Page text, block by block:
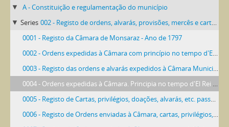
A - Constituição e regulamentação do município
Series 002 - Registo de ordens, alvarás, provisões, mercês e cartas régias
0001 - Registo da Câmara de Monsaraz - Ano de 1797
0002 - Ordens expedidas à Câmara com princípio no tempo d'El Rei D. José I
0003 - Registo das ordens e alvarás expedidos à Câmara Municipal
0004 - Ordens expedidas à Câmara. Principia no tempo d'El Rei D. José I
0005 - Registo de Cartas, privilégios, doações, alvarás, etc. passados por diversos Reis a começar em D. Sebastião
0006 - Registo de Ordens enviadas à Câmara, cartas, privilégios, doações, etc.